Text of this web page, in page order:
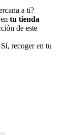
a ti?
tu tienda
de este
Sí, recoger en tu